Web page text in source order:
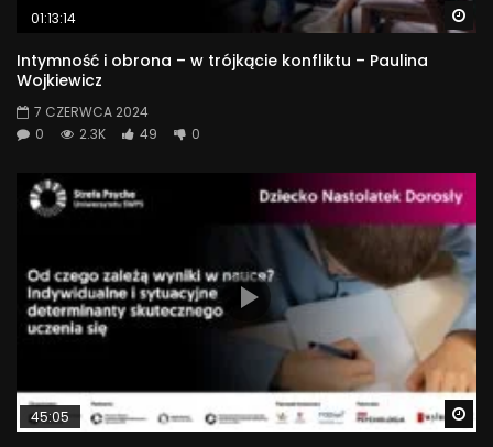
01:13:14
Intymność i obrona – w trójkącie konfliktu – Paulina
Wojkiewicz
7 CZERWCA 2024
0
2.3K 49 0
45:05